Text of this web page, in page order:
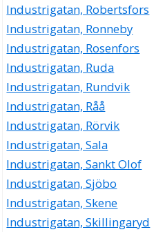
Industrigatan, Robertsfors
Industrigatan, Ronneby
Industrigatan, Rosenfors
Industrigatan, Ruda
Industrigatan, Rundvik
Industrigatan, Råå
Industrigatan, Rörvik
Industrigatan, Sala
Industrigatan, Sankt Olof
Industrigatan, Sjöbo
Industrigatan, Skene
Industrigatan, Skillingaryd